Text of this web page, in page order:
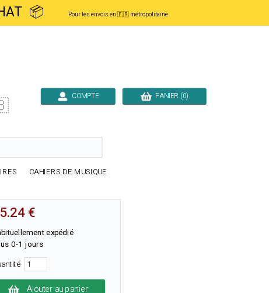
📦 Pour les envois en 🇫🇷 métropolitaine
COMPTE PANIER (0)
CAHIERS DE MUSIQUE
€
expédié
0-1 jours
Ajouter au panier